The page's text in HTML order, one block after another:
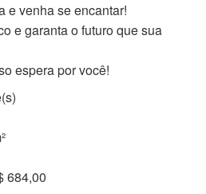
e venha se encantar!
e garanta o futuro que sua
espera por você!
684,00